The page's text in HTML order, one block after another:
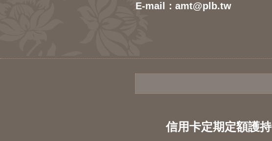
E-mail：amt@plb.tw
信用卡定期定額護持